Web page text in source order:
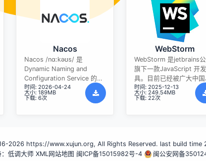
Nacos
Nacos /nɑ:kəʊs/ 是
Dynamic Naming and
Configuration Service 的首
字母简称，一个易于构建 AI
Agent 应用的动态服务发
供了一组简单易用的特性
集，帮助您快速实现动态服
时间: 2026-04-24
大小: 189MB
下载: 6次
WebStorm
WebStorm 是jetbrains
旗下一款JavaScript 开
具。目前已经被广大中国
开发者誉为“Web前端开
器”、“最强大的HTML5编
时间: 2025-12-13
大小: 249.54MB
下载: 22次
2026 https://www.xujun.org, All Rights Reserved. last build time
低调大师 XML网站地图 闽ICP备15015982号-4 闽公安网备